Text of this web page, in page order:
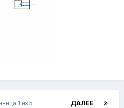
ДАЛЕЕ
1 из 5